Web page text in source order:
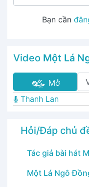
Bạn cần
Video Một Lá
Mở
Thanh Lan
Hỏi/Đáp chủ
Tác giả bài hát
Một Lá Ngô